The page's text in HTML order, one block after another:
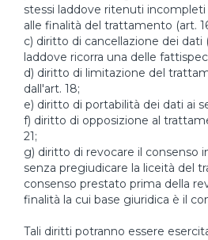
stessi laddove ritenuti
alle finalità del trattamento (art.
c) diritto di cancellazione dei dati
laddove ricorra una delle
d) diritto di limitazione del
dall'art. 18;
e) diritto di portabilità dei dati ai
f) diritto di opposizione al
21;
g) diritto di revocare il consenso
senza pregiudicare la liceità del
consenso prestato prima della
finalità la cui base giuridica è il
Tali diritti potranno essere